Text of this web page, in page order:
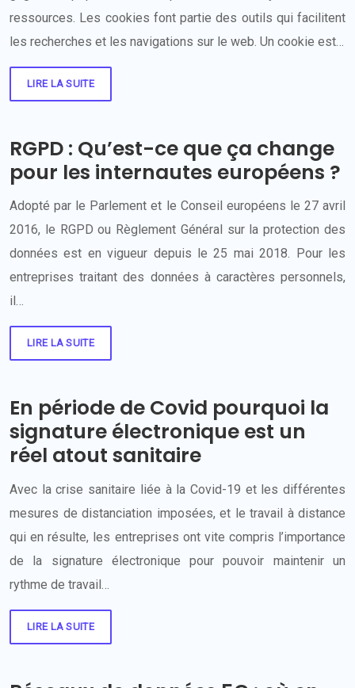
ressources. Les cookies font partie des outils qui facilitent
les recherches et les navigations sur le web. Un cookie est…
LIRE LA SUITE
RGPD : Qu’est-ce que ça change
pour les internautes européens ?
Adopté par le Parlement et le Conseil européens le 27 avril
2016, le RGPD ou Règlement Général sur la protection des
données est en vigueur depuis le 25 mai 2018. Pour les
entreprises traitant des données à caractères personnels,
il…
LIRE LA SUITE
En période de Covid pourquoi la
signature électronique est un
réel atout sanitaire
Avec la crise sanitaire liée à la Covid-19 et les différentes
mesures de distanciation imposées, et le travail à distance
qui en résulte, les entreprises ont vite compris l’importance
de la signature électronique pour pouvoir maintenir un
rythme de travail…
LIRE LA SUITE